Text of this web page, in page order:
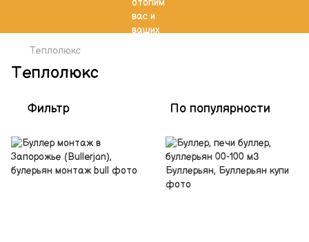
Теплолюкс
Теплолюкс
Фильтр По популярности